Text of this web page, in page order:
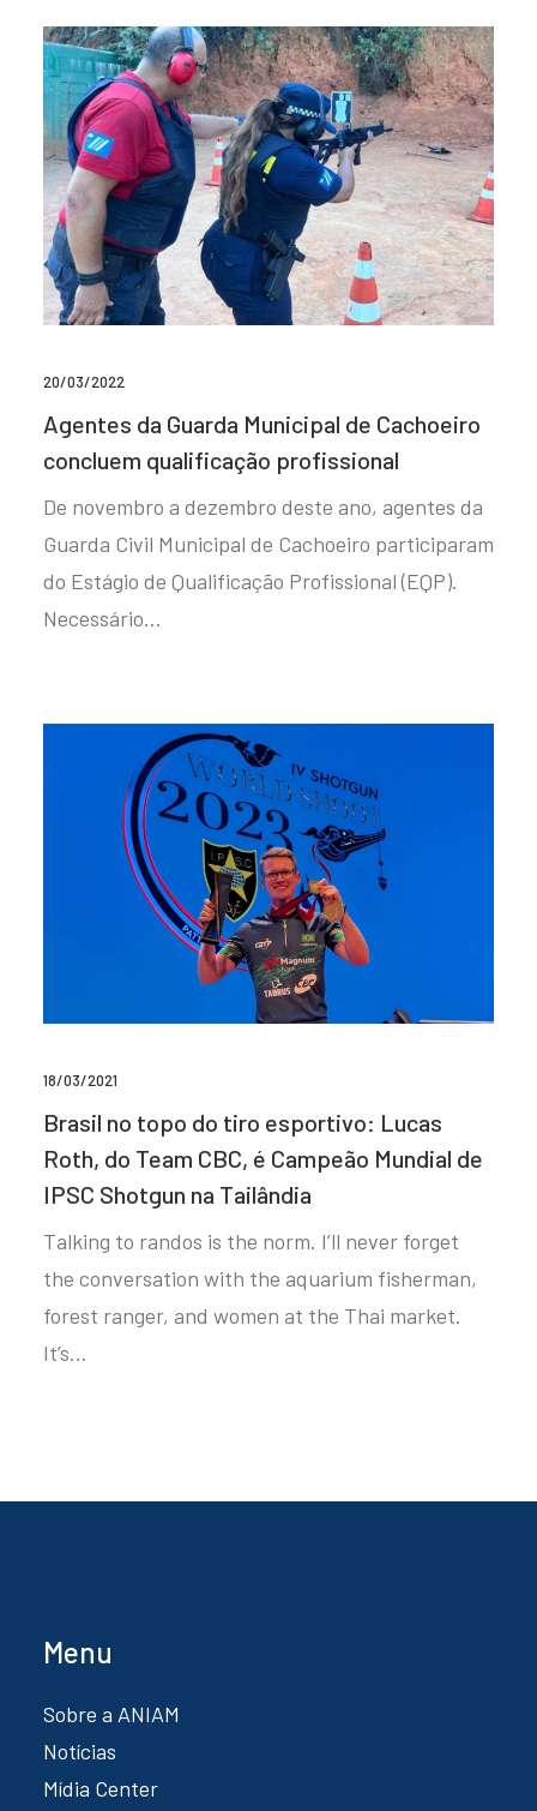
20/03/2022
Agentes da Guarda Municipal de Cachoeiro
concluem qualificação profissional
De novembro a dezembro deste ano, agentes da
Guarda Civil Municipal de Cachoeiro participaram
do Estágio de Qualificação Profissional (EQP).
Necessário…
18/03/2021
Brasil no topo do tiro esportivo: Lucas
Roth, do Team CBC, é Campeão Mundial de
IPSC Shotgun na Tailândia
Talking to randos is the norm. I’ll never forget
the conversation with the aquarium fisherman,
forest ranger, and women at the Thai market.
It’s…
Menu
Sobre a ANIAM
Notícias
Mídia Center